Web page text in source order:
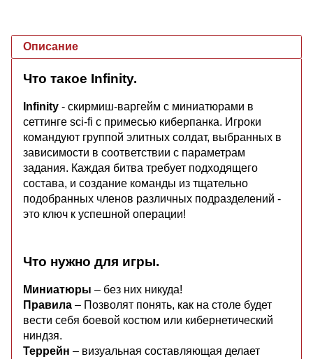
Описание
Что такое Infinity.
Infinity - скирмиш-варгейм с миниатюрами в
сеттинге sci-fi с примесью киберпанка. Игроки
командуют группой элитных солдат, выбранных в
зависимости в соответствии с параметрам
задания. Каждая битва требует подходящего
состава, и создание команды из тщательно
подобранных членов различных подразделений -
это ключ к успешной операции!
Что нужно для игры.
Миниатюры – без них никуда!
Правила – Позволят понять, как на столе будет
вести себя боевой костюм или кибернетический
ниндзя.
Террейн – визуальная составляющая делает